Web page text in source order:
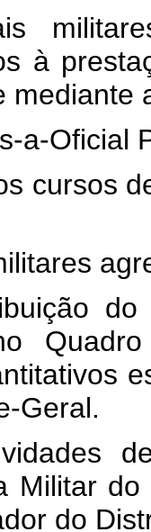
à
mediante
a-Oficial
cursos
do
Geral.
Militar
do